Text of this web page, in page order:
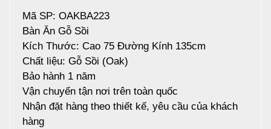
Mã SP: OAKBA223
Bàn Ăn Gỗ Sồi
Kích Thước: Cao 75 Đường Kính 135cm
Chất liệu: Gỗ Sồi (Oak)
Bảo hành 1 năm
Vận chuyển tận nơi trên toàn quốc
Nhận đặt hàng theo thiết kế, yêu cầu của khách
hàng